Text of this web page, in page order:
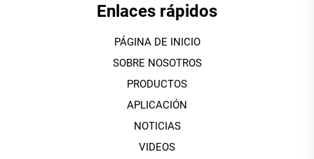
Enlaces rápidos
PÁGINA DE INICIO
SOBRE NOSOTROS
PRODUCTOS
APLICACIÓN
NOTICIAS
VIDEOS